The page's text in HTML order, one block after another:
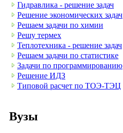
Гидравлика - решение задач
Решение экономических задач
Решаем задачи по химии
Решу термех
Теплотехника - решение задач
Решаем задачи по статистике
Задачи по программированию
Решение ИДЗ
Типовой расчет по ТОЭ-ТЭЦ
Вузы